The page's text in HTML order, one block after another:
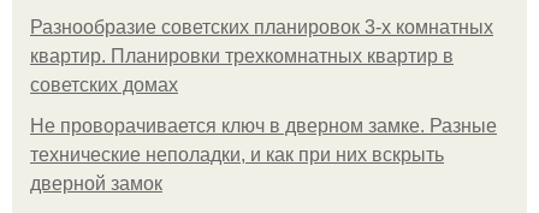
Разнообразие советских планировок 3-х комнатных
квартир. Планировки трехкомнатных квартир в
советских домах
Не проворачивается ключ в дверном замке. Разные
технические неполадки, и как при них вскрыть
дверной замок